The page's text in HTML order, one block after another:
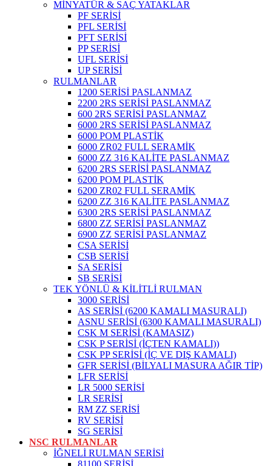
MİNYATÜR & SAÇ YATAKLAR
PF SERİSİ
PFL SERİSİ
PFT SERİSİ
PP SERİSİ
UFL SERİSİ
UP SERİSİ
RULMANLAR
1200 SERİSİ PASLANMAZ
2200 2RS SERİSİ PASLANMAZ
600 2RS SERİSİ PASLANMAZ
6000 2RS SERİSİ PASLANMAZ
6000 POM PLASTİK
6000 ZR02 FULL SERAMİK
6000 ZZ 316 KALİTE PASLANMAZ
6200 2RS SERİSİ PASLANMAZ
6200 POM PLASTİK
6200 ZR02 FULL SERAMİK
6200 ZZ 316 KALİTE PASLANMAZ
6300 2RS SERİSİ PASLANMAZ
6800 ZZ SERİSİ PASLANMAZ
6900 ZZ SERİSİ PASLANMAZ
CSA SERİSİ
CSB SERİSİ
SA SERİSİ
SB SERİSİ
TEK YÖNLÜ & KİLİTLİ RULMAN
3000 SERİSİ
AS SERİSİ (6200 KAMALI MASURALI)
ASNU SERİSİ (6300 KAMALI MASURALI)
CSK M SERİSİ (KAMASIZ)
CSK P SERİSİ (İÇTEN KAMALI))
CSK PP SERİSİ (İÇ VE DIŞ KAMALI)
GFR SERİSİ (BİLYALI MASURA AĞIR TİP)
LFR SERİSİ
LR 5000 SERİSİ
LR SERİSİ
RM ZZ SERİSİ
RV SERİSİ
SG SERİSİ
NSC RULMANLAR
İĞNELİ RULMAN SERİSİ